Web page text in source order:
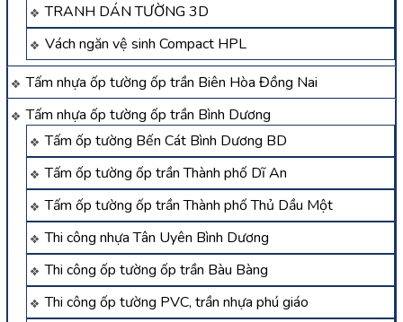
TRANH DÁN TƯỜNG 3D
Vách ngăn vệ sinh Compact HPL
Tấm nhựa ốp tường ốp trần Biên Hòa Đồng Nai
Tấm nhựa ốp tường ốp trần Bình Dương
Tấm ốp tường Bến Cát Bình Dương BD
Tấm ốp tường ốp trần Thành phố Dĩ An
Tấm ốp tường ốp trần Thành phố Thủ Dầu Một
Thi công nhựa Tân Uyên Bình Dương
Thi công ốp tường ốp trần Bàu Bàng
Thi công ốp tường PVC, trần nhựa phú giáo